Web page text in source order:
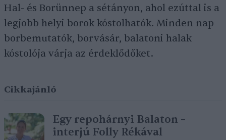
Hal- és Borünnep a sétányon, ahol ezúttal is a
legjobb helyi borok kóstolhatók. Minden nap
borbemutatók, borvásár, balatoni halak
kóstolója várja az érdeklődőket.
Cikkajánló
Egy repohárnyi Balaton –
interjú Folly Rékával